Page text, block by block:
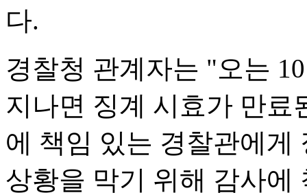
다.
경찰청 관계자는 "오는
지나면 징계 시효가 만
에 책임 있는 경찰관에게
상황을 막기 위해 감사에